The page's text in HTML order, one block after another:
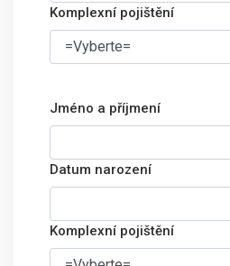
Komplexní pojištění
Jméno a příjmení
Datum narození
Komplexní pojištění